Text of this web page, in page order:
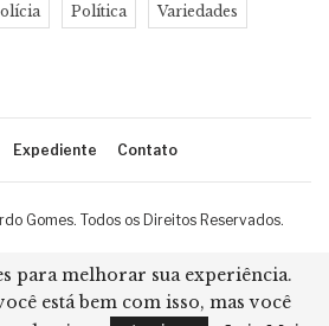
Política Variedades
Expediente Contato
Gomes. Todos os Direitos Reservados.
Ricard Cristian
para melhorar sua experiência.
está bem com isso, mas você